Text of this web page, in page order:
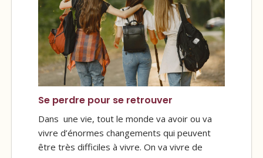
Se perdre pour se retrouver
Dans une vie, tout le monde va avoir ou va
vivre d’énormes changements qui peuvent
être très difficiles à vivre. On va vivre de